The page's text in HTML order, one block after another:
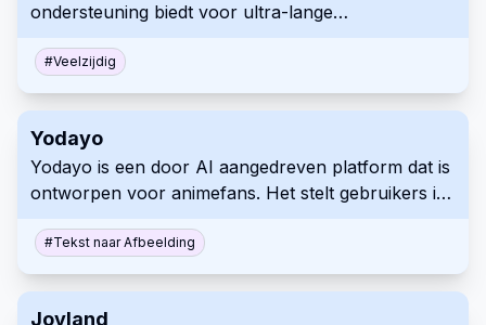
ondersteuning biedt voor ultra-lange
browsen op het web en multi-platform
synchronisatie.
#Veelzijdig
Yodayo
Yodayo is een door AI aangedreven platform dat is
ontworpen voor animefans. Het stelt gebruikers in
communiceren en contact te maken binnen een
levendige community.
#Tekst naar Afbeelding
Joyland